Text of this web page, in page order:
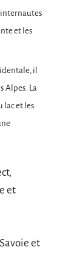
internautes
et les
il
Alpes. La
lac et les
et
et